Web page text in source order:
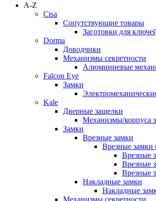
A-Z
Cisa
Сопутствующие товары
Заготовки для
Dorma
Доводчики
Механизмы секретности
Алюминиевые
Falcon Eye
Замки
Kale
Дверные защелки
Механизмы/корпуса
Замки
Врезные замки
Врезные замки
Врезные
Врезные
Врезные
Накладные замки
Накладные
Механизмы секретности